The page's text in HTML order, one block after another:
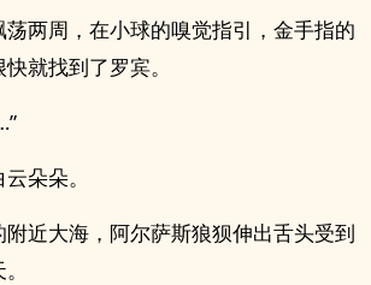
两周，在小球的嗅觉指引，金手指的
就找到了罗宾。
朵朵。
附近大海，阿尔萨斯狼狈伸出舌头受到